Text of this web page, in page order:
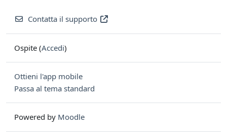
Contatta il supporto
Ospite (Accedi)
Ottieni l'app mobile
Passa al tema standard
Powered by Moodle